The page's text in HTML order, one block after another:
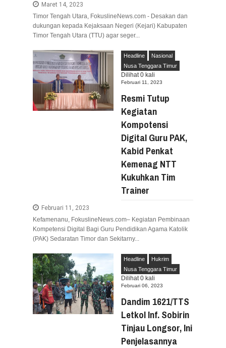
Maret 14, 2023
Timor Tengah Utara, FokuslineNews.com - Desakan dan
dukungan kepada Kejaksaan Negeri (Kejari) Kabupaten
Timor Tengah Utara (TTU) agar seger...
Headline
Nasional
Nusa Tenggara Timur
Dilihat 0 kali
Februari 11, 2023
Resmi Tutup
Kegiatan
Kompotensi
Digital Guru PAK,
Kabid Penkat
Kemenag NTT
Kukuhkan Tim
Trainer
Februari 11, 2023
Kefamenanu, FokuslineNews.com– Kegiatan Pembinaan
Kompetensi Digital Bagi Guru Pendidikan Agama Katolik
(PAK) Sedaratan Timor dan Sekitarny...
Headline
Hukrim
Nusa Tenggara Timur
Dilihat 0 kali
Februari 06, 2023
Dandim 1621/TTS
Letkol Inf. Sobirin
Tinjau Longsor, Ini
Penjelasannya